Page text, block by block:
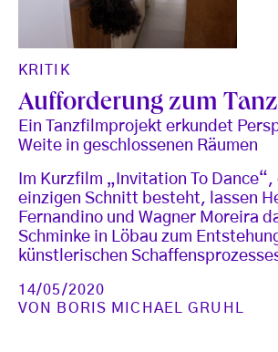
KRITIK
Aufforderung zum Tanz
Ein Tanzfilmprojekt erkundet
Weite in geschlossenen Räumen
Im Kurzfilm „Invitation To
einzigen Schnitt besteht, lassen
Fernandino und Wagner Moreira
Schminke in Löbau zum
künstlerischen
14/05/2020
VON
BORIS MICHAEL GRUHL